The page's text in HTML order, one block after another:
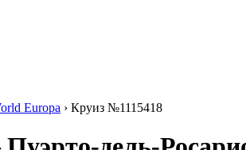
Europa › Круиз №1115418